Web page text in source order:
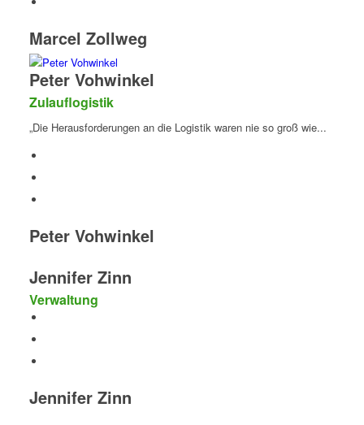
Marcel Zollweg
Peter Vohwinkel
Zulauflogistik
„Die Herausforderungen an die Logistik waren nie so groß wie...
Peter Vohwinkel
Jennifer Zinn
Verwaltung
Jennifer Zinn